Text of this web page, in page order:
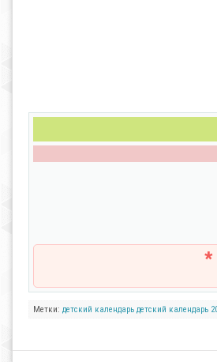
*
Метки: детский календарь детский календарь